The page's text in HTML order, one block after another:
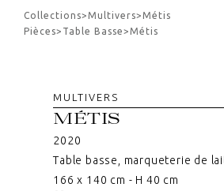
Collections>Multivers>Métis
Pièces> Table Basse>Métis
MULTIVERS
MÉTIS
2020
Table basse, marqueterie de
166 x 140 cm - H 40 cm